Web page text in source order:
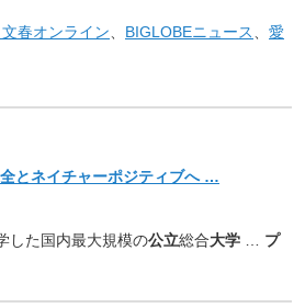
春オンライン BIGLOBEニュース
愛
とネイチャーポジティブへ …
した国内最大規模の公立総合大学
プ